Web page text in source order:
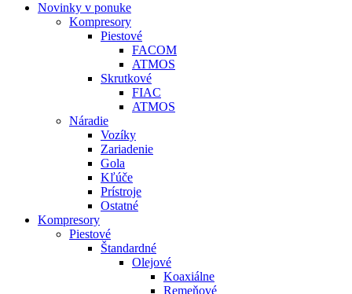
Novinky v ponuke
Kompresory
Piestové
FACOM
ATMOS
Skrutkové
FIAC
ATMOS
Náradie
Vozíky
Zariadenie
Gola
Kľúče
Prístroje
Ostatné
Kompresory
Piestové
Štandardné
Olejové
Koaxiálne
Remeňové